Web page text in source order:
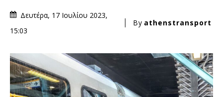
Δευτέρα, 17 Ιουλίου 2023,
15:03
By athenstransport